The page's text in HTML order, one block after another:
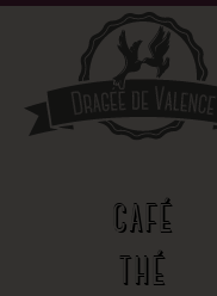
CAFÉ
THÉ